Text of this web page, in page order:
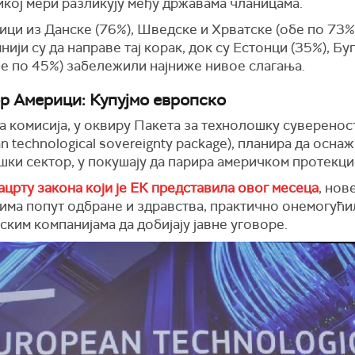
мери разликују међу државама чланицама.
из Данске (76%), Шведске и Хрватске (обе по
су да направе тај корак, док су Естонци (35%),
по 45%) забележили најниже нивое слагања.
Америци: Купујмо европско
комисија, у оквиру Пакета за технолошку
technological sovereignty package), планира да
сектор, у покушају да парира америчком
закона који је ЕК представила овог месеца,
попут одбране и здравства, практично
компанијама да добијају јавне уговоре.